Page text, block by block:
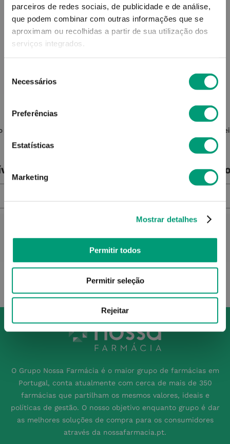
parceiros de redes sociais, de publicidade e de análise,
que podem combinar com outras informações que se
aproximam ou recolhidas a partir de sua utilização dos
serviços integrados.
Necessários
Preferências
Estatísticas
Marketing
Mostrar detalhes
Permitir todos
Permitir seleção
Rejeitar
O Grupo Nossa Farmácia é o maior grupo de farmácias em
Portugal, conta atualmente com cerca de mais de 350
farmácias que partilham os mesmos valores, ideais e
políticas de gestão. O nosso objetivo enquanto grupo é dar
as melhores soluções de compra para os consumidores
através da nossafarmacia.pt.